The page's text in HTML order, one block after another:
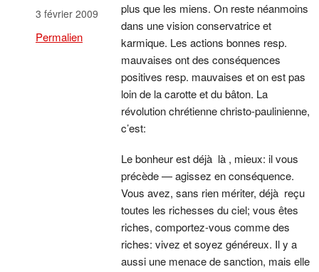
3 février 2009
Permalien
plus que les miens. On reste néanmoins
dans une vision conservatrice et
karmique. Les actions bonnes resp.
mauvaises ont des conséquences
positives resp. mauvaises et on est pas
loin de la carotte et du bâton. La
révolution chrétienne christo-paulinienne,
c’est:
Le bonheur est déjà là , mieux: il vous
précède — agissez en conséquence.
Vous avez, sans rien mériter, déjà reçu
toutes les richesses du ciel; vous êtes
riches, comportez-vous comme des
riches: vivez et soyez généreux. Il y a
aussi une menace de sanction, mais elle